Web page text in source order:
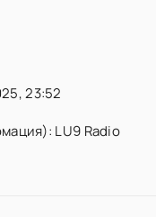
23:52
LU9 Radio